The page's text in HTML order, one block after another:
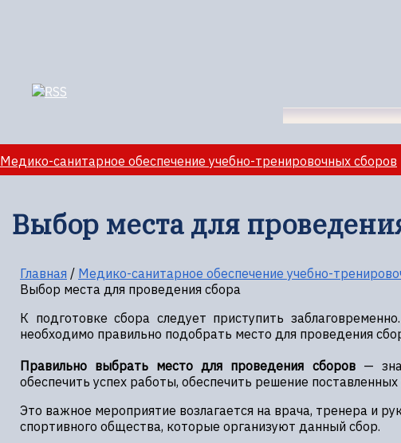
Медико-санитарное обеспечение учебно-тренировочных сборов
Выбор места для
Главная / Медико-санитарное обеспечение учебно-
Выбор места для проведения сбора
К подготовке сбора следует приступить
необходимо правильно подобрать место для проведения
Правильно выбрать место для проведения сборов—
обеспечить успех работы, обеспечить решение поставленных
Это важное мероприятие возлагается на врача, тренера и
спортивного общества, которые организуют данный сбор.